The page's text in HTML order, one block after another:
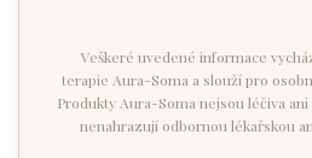
Veškeré uvedené informace
terapie Aura-Soma a slouží pro
Produkty Aura-Soma nejsou léčiva
nenahrazují odbornou lékařskou